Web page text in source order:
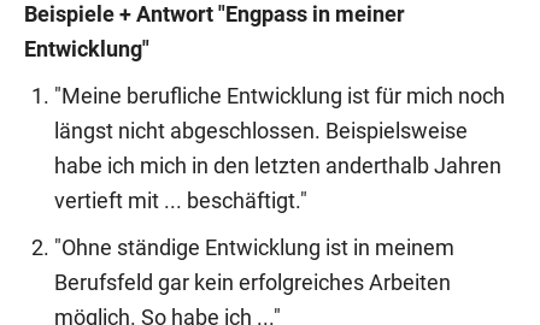
Beispiele + Antwort "Engpass in meiner
Entwicklung"
"Meine berufliche Entwicklung ist für mich noch
längst nicht abgeschlossen. Beispielsweise
habe ich mich in den letzten anderthalb Jahren
vertieft mit ... beschäftigt."
"Ohne ständige Entwicklung ist in meinem
Berufsfeld gar kein erfolgreiches Arbeiten
möglich. So habe ich ..."